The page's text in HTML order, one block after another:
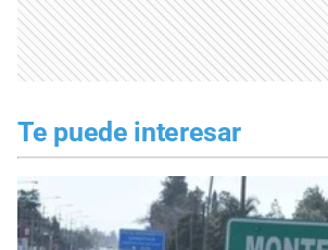
Te puede interesar